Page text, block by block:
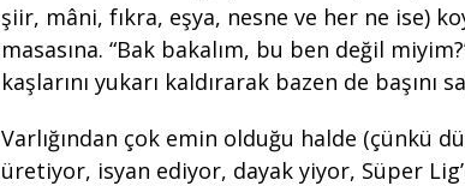
şiir, mâni, fıkra, eşya, nesne ve her ne ise)
masasına. “Bak bakalım, bu ben değil
kaşlarını yukarı kaldırarak bazen de başını
Varlığından çok emin olduğu halde (çünkü
üretiyor, isyan ediyor, dayak yiyor, Süper